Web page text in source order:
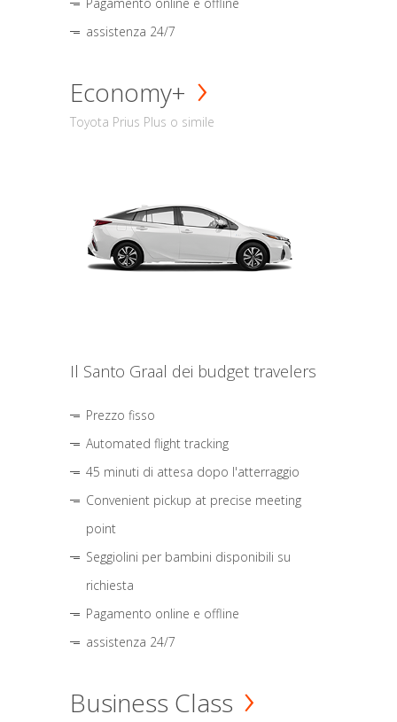
assistenza 24/7
Economy+
Toyota Prius Plus o simile
Il Santo Graal dei budget travelers
Prezzo fisso
Automated flight tracking
45 minuti di attesa dopo l'atterraggio
Convenient pickup at precise meeting
point
Seggiolini per bambini disponibili su
richiesta
Pagamento online e offline
assistenza 24/7
Business Class